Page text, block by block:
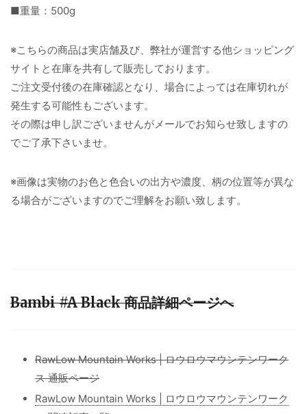
■重量：500g
※こちらの商品は実店舗及び、弊社が運営する他ショッピング
サイトと在庫を共有して販売しております。
ご注文受付後の在庫確認となり、場合によっては在庫切れが
発生する可能性もございます。
その際は申し訳ございませんがメールでお知らせ致しますの
でご了承下さいませ。
※画像は実物のお色と色合いの出方や濃度、柄の位置等が異な
る場合がございますのでご理解をお願い致します。
Bambi #A Black 商品詳細ページへ
RawLow Mountain Works | ロウロウマウンテンワーク
ス 通販ページ
RawLow Mountain Works | ロウロウマウンテンワーク